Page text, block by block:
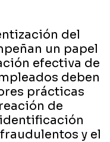
del
un papel
efectiva de
deben
prácticas
de
y el